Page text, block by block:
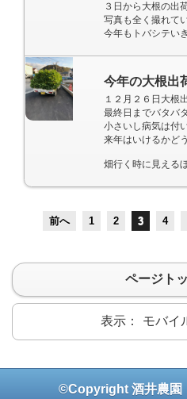
３日から大根の出荷をしていま
写真も全く撮れて
今年もトバシテい
今年の大根出
１２月２６日大根
最終日までバタバタし
小さいし病気は付いているしで
来年はいけるかど
畑行く時に見えるぼんやり朝
前へ 1 2 3 4
ページト
表示： モバイ
©Copyright 酒井農園